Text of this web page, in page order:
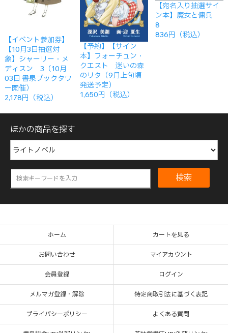
【イベント参加券】
【10月3日抽選対
象】シャーリー・メ
ディスン 3（10月
03日 書泉ブックタワ
ー開催）
2,178円（税込）
【予約】【サイン
本】フォーチュン・
クエスト 迷いの森
のリタ（9月上旬頃
発送予定）
1,650円（税込）
【宛名入り抽選サイ
ン本】魔女と傭兵
8
836円（税込）
ほかの商品を探す
検索
ホーム カートを見る
お問い合わせ マイアカウント
会員登録 ログイン
メルマガ登録・解除 特定商取引法に基づく表記
プライバシーポリシー よくある質問